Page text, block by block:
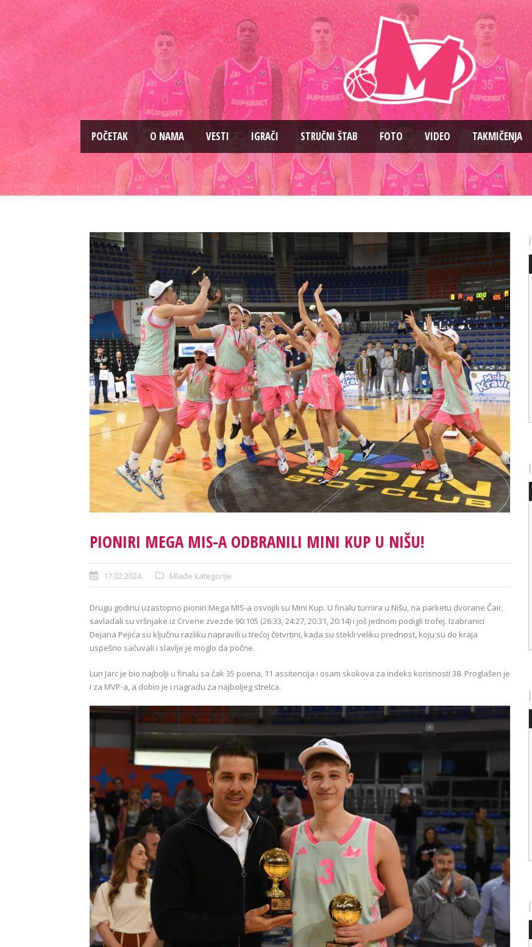
PОČETAK O NAMA VESTI IGRAČI STRUČNI ŠTAB FOTO VIDEO TAKMIČENJA
PIONIRI MEGA MIS-A ODBRANILI MINI KUP U NIŠU!
17.02.2024. Mlađe kategorije
Drugu godinu uzastopno pioniri Mega MIS-a osvojili su Mini Kup. U finalu turnira u Nišu, na parketu dvorane Čair,
savladali su vršnjake iz Crvene zvezde 90:105 (26:33, 24:27, 20:31, 20:14) i još jednom podigli trofej. Izabranici
Dejana Pejića su ključnu razliku napravili u trećoj četvrtini, kada su stekli veliku prednost, koju su do kraja
uspešno sačuvali i slavlje je moglo da počne.
Lun Jarc je bio najbolji u finalu sa čak 35 poena, 11 assitencija i osam skokova za indeks korisnosti 38. Proglašen je
i za MVP-a, a dobio je i nagradu za najboljeg strelca.